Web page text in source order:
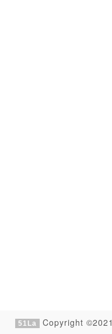
51La Copyright ©2021